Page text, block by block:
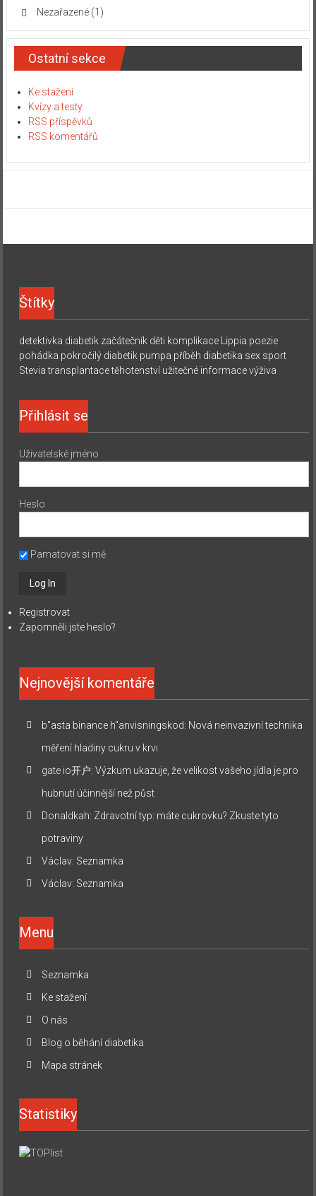
Nezařazené(1)
Ostatní sekce
Ke stažení
Kvízy a testy
RSS příspěvků
RSS komentářů
Štítky
detektivka diabetik začátečník děti komplikace Lippia poezie
pohádka pokročilý diabetik pumpa příběh diabetika sex sport
Stevia transplantace těhotenství užitečné informace výživa
Přihlásit se
Uživatelské jméno
Heslo
Pamatovat si mě
Registrovat
Zapomněli jste heslo?
Nejnovější komentáře
b"asta binance h"anvisningskod: Nová neinvazivní technika
měření hladiny cukru v krvi
gate io开户:Výzkum ukazuje, že velikost vašeho jídla je pro
hubnutí účinnější než půst
Donaldkah: Zdravotní typ: máte cukrovku? Zkuste tyto
potraviny
Václav: Seznamka
Václav: Seznamka
Menu
Seznamka
Ke stažení
O nás
Blog o běhání diabetika
Mapa stránek
Statistiky